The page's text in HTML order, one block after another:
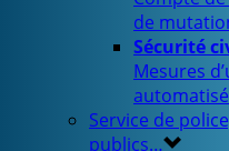
de
Sécurité
Mesures
automatisé
Service de
publics…